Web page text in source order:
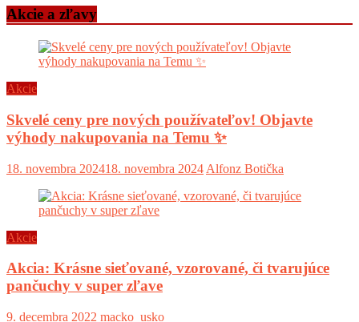
Akcie a zľavy
Akcie
Skvelé ceny pre nových používateľov! Objavte
výhody nakupovania na Temu ✨
18. novembra 202418. novembra 2024 Alfonz Botička
Akcie
Akcia: Krásne sieťované, vzorované, či tvarujúce
pančuchy v super zľave
9. decembra 2022 macko_usko